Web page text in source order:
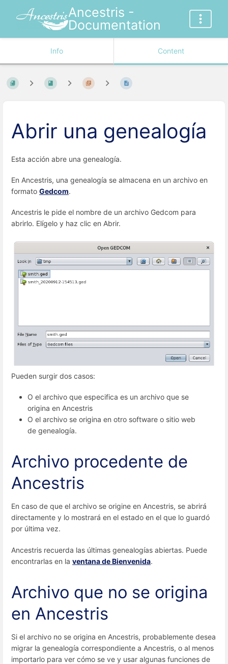
Ancestris -
Documentation
Info Content
Abrir una genealogía
Esta acción abre una genealogía.
En Ancestris, una genealogía se almacena en un archivo en
formato Gedcom.
Ancestris le pide el nombre de un archivo Gedcom para
abrirlo. Elígelo y haz clic en Abrir.
Pueden surgir dos casos:
O el archivo que especifica es un archivo que se
origina en Ancestris
O el archivo se origina en otro software o sitio web
de genealogía.
Archivo procedente de
Ancestris
En caso de que el archivo se origine en Ancestris, se abrirá
directamente y lo mostrará en el estado en el que lo guardó
por última vez.
Ancestris recuerda las últimas genealogías abiertas. Puede
encontrarlas en la ventana de Bienvenida.
Archivo que no se origina
en Ancestris
Si el archivo no se origina en Ancestris, probablemente desea
migrar la genealogía correspondiente a Ancestris, o al menos
importarlo para ver cómo se ve y usar algunas funciones de